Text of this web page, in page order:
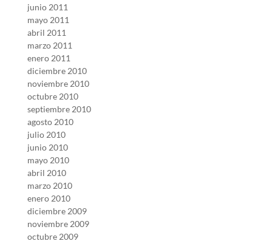
junio 2011
mayo 2011
abril 2011
marzo 2011
enero 2011
diciembre 2010
noviembre 2010
octubre 2010
septiembre 2010
agosto 2010
julio 2010
junio 2010
mayo 2010
abril 2010
marzo 2010
enero 2010
diciembre 2009
noviembre 2009
octubre 2009